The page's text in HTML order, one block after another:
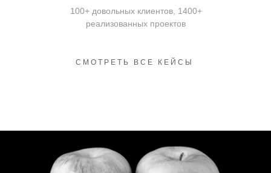
100+ довольных клиентов, 1400+
реализованных проектов
СМОТРЕТЬ ВСЕ КЕЙСЫ